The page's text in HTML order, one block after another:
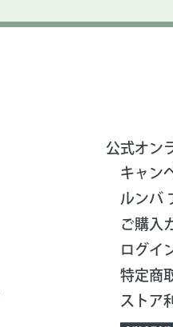
公式オン
キャン
ルンバ
ご購入
ログイ
特定商
ストア